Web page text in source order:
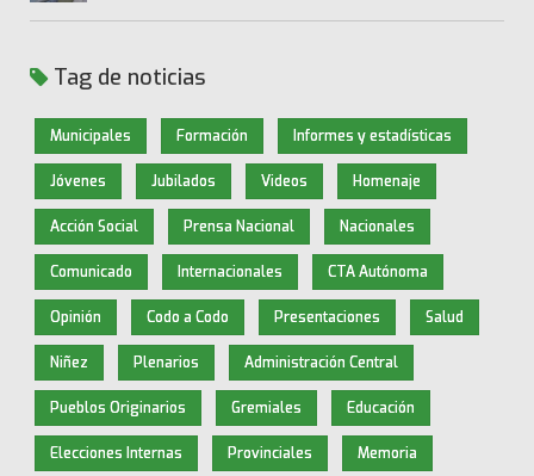
Tag de noticias
Municipales Formación Informes y estadísticas
Jóvenes Jubilados Videos Homenaje
Acción Social Prensa Nacional Nacionales
Comunicado Internacionales CTA Autónoma
Opinión Codo a Codo Presentaciones Salud
Niñez Plenarios Administración Central
Pueblos Originarios Gremiales Educación
Elecciones Internas Provinciales Memoria